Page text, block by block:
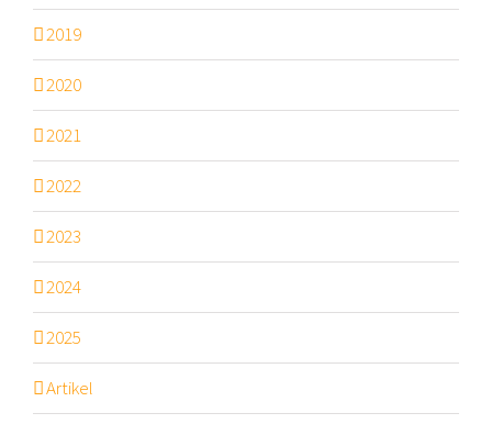
2019
2020
2021
2022
2023
2024
2025
Artikel